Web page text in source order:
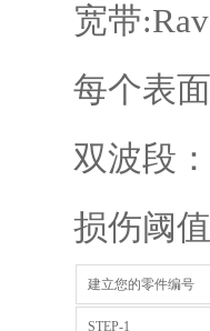
宽带
每个表
双波段
损伤阈
建立您的零件编号
STEP-1